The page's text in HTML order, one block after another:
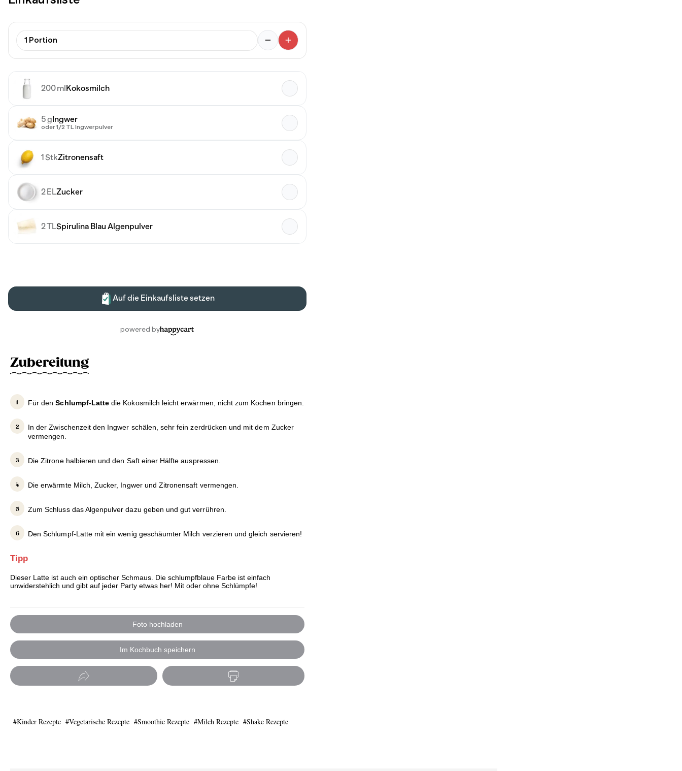
Zubereitung
Für denSchlumpf-Latte die Kokosmilch leicht erwärmen, nicht zum Kochen bringen.
In der Zwischenzeit den Ingwer schälen, sehr fein zerdrücken und mit dem Zucker
vermengen.
Die Zitrone halbieren und den Saft einer Hälfte auspressen.
Die erwärmte Milch, Zucker, Ingwer und Zitronensaft vermengen.
Zum Schluss das Algenpulver dazu geben und gut verrühren.
Den Schlumpf-Latte mit ein wenig geschäumter Milch verzieren und gleich servieren!
Tipp
Dieser Latte ist auch ein optischer Schmaus. Die schlumpfblaue Farbe ist einfach
unwiderstehlich und gibt auf jeder Party etwas her! Mit oder ohne Schlümpfe!
Foto hochladen
Im Kochbuch speichern
Kinder Rezepte Vegetarische Rezepte Smoothie Rezepte Milch Rezepte Shake Rezepte